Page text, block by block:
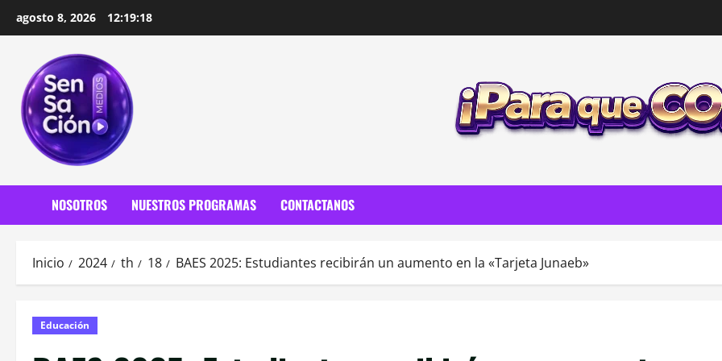
agosto 8, 2026 12:19:20
NOSOTROS NUESTROS PROGRAMAS CONTACTANOS
Inicio 2024 th 18 BAES 2025: Estudiantes recibirán un aumento en la «Tarjeta Junaeb»
Educación